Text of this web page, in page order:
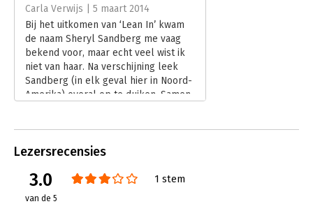
Hoofdrubriek: Werk en loopbaan
Carla Verwijs | 5 maart 2014
Bij het uitkomen van ‘Lean In’ kwam
de naam Sheryl Sandberg me vaag
bekend voor, maar echt veel wist ik
niet van haar. Na verschijning leek
Sandberg (in elk geval hier in Noord-
Amerika) overal op te duiken. Samen
de top in het bedrijfsleven wist te
topmanagement uit slechts een klein
percentage vrouwen bestaat, houdt
Lezersrecensies
3.0
van de 5
1 stem